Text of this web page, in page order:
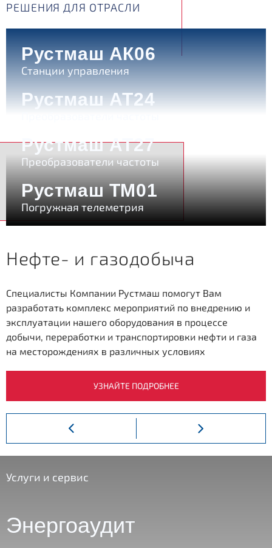
РЕШЕНИЯ ДЛЯ ОТРАСЛИ
Рустмаш АК06
Станции управления
Рустмаш АТ24
Рустмаш АТ27
Преобразователи частоты
Рустмаш ТМ01
Погружная телеметрия
Добыча полезных ископаемых
Нефте- и газодобыча
Специалисты Компании Рустмаш помогут Вам
разработать комплекс мероприятий по внедрению и
эксплуатации нашего оборудования в процессе
добычи, переработки и транспортировки нефти и газа
на месторождениях в различных условиях
УЗНАЙТЕ ПОДРОБНЕЕ
Услуги и сервис
Энергоаудит